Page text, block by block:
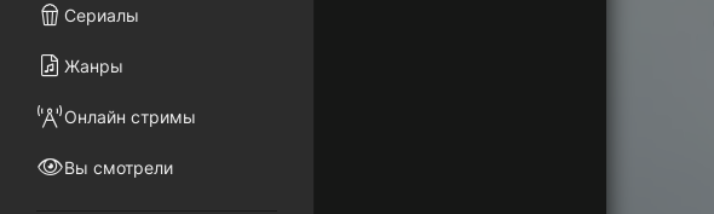
Сериалы
Жанры
Онлайн стримы
Вы смотрели